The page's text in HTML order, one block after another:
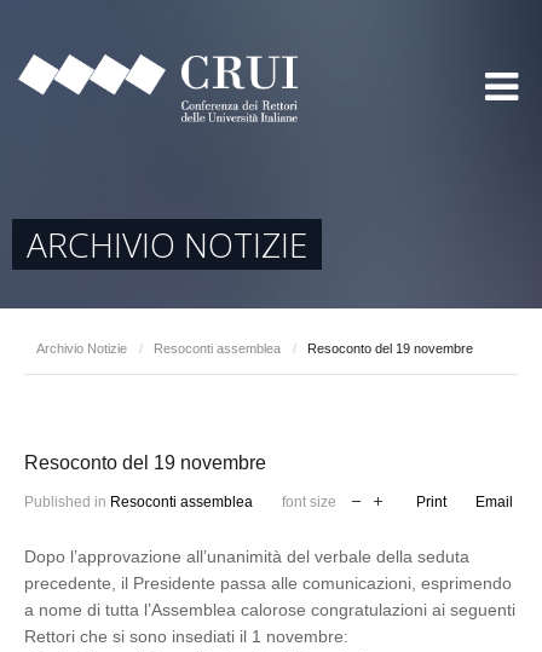
ARCHIVIO NOTIZIE
Archivio Notizie / Resoconti assemblea / Resoconto del 19 novembre
Resoconto del 19 novembre
Published in Resoconti assemblea font size Print Email
Dopo l’approvazione all’unanimità del verbale della seduta
precedente, il Presidente passa alle comunicazioni, esprimendo
a nome di tutta l’Assemblea calorose congratulazioni ai seguenti
Rettori che si sono insediati il 1 novembre: